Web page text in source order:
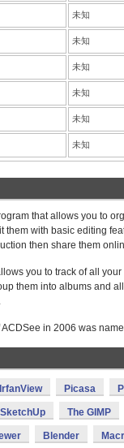
未知
未知
未知
未知
未知
未知
that allows you to
them with basic editing
then share them
you to track of all your
them into albums and
in 2006 was
IrfanView Picasa
The GIMP
Blender